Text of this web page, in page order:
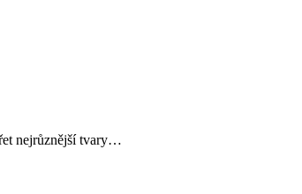
nejrůznější tvary…